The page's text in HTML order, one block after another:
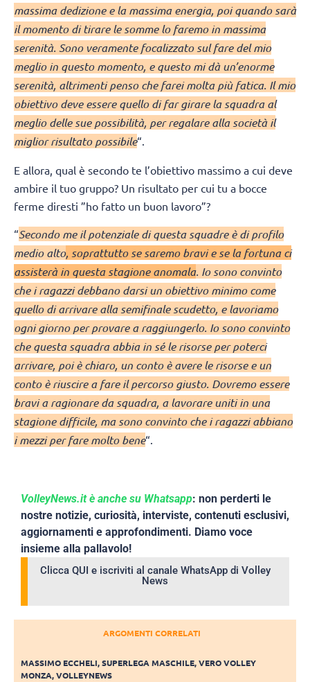
massima dedizione e la massima energia, poi quando sarà
il momento di tirare le somme lo faremo in massima
serenità. Sono veramente focalizzato sul fare del mio
meglio in questo momento, e questo mi dà un’enorme
serenità, altrimenti penso che farei molta più fatica. Il mio
obiettivo deve essere quello di far girare la squadra al
meglio delle sue possibilità, per regalare alla società il
miglior risultato possibile“.
E allora, qual è secondo te l’obiettivo massimo a cui deve
ambire il tuo gruppo? Un risultato per cui tu a bocce
ferme diresti ”ho fatto un buon lavoro”?
“Secondo me il potenziale di questa squadre è di profilo
medio alto, soprattutto se saremo bravi e se la fortuna ci
assisterà in questa stagione anomala. Io sono convinto
che i ragazzi debbano darsi un obiettivo minimo come
quello di arrivare alla semifinale scudetto, e lavoriamo
ogni giorno per provare a raggiungerlo. Io sono convinto
che questa squadra abbia in sé le risorse per poterci
arrivare, poi è chiaro, un conto è avere le risorse e un
conto è riuscire a fare il percorso giusto. Dovremo essere
bravi a ragionare da squadra, a lavorare uniti in una
stagione difficile, ma sono convinto che i ragazzi abbiano
i mezzi per fare molto bene“.
VolleyNews.it è anche su Whatsapp: non perderti le
nostre notizie, curiosità, interviste, contenuti esclusivi,
aggiornamenti e approfondimenti. Diamo voce
insieme alla pallavolo!
Clicca QUI e iscriviti al canale WhatsApp di Volley
News
ARGOMENTI CORRELATI
MASSIMO ECCHELI,SUPERLEGA MASCHILE,VERO VOLLEY
MONZA,VOLLEYNEWS